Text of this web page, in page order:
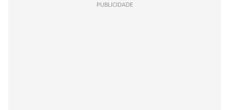
PUBLICIDADE